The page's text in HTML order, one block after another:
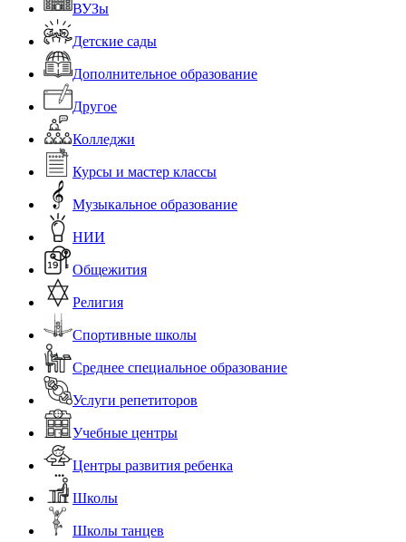
ВУЗы
Детские сады
Дополнительное образование
Другое
Колледжи
Курсы и мастер классы
Музыкальное образование
НИИ
Общежития
Религия
Спортивные школы
Среднее специальное образование
Услуги репетиторов
Учебные центры
Центры развития ребенка
Школы
Школы танцев